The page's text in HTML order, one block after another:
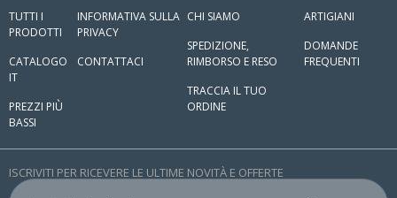
ISCRIVITI PER RICEVERE LE ULTIME NOVITÀ E OFFERTE
TUTTI I
PRODOTTI
CATALOGO
IT
PREZZI PIÙ
BASSI
INFORMATIVA SULLA
PRIVACY
CONTATTACI
CHI SIAMO
SPEDIZIONE,
RIMBORSO E RESO
TRACCIA IL TUO
ORDINE
ARTIGIANI
DOMANDE
FREQUENTI